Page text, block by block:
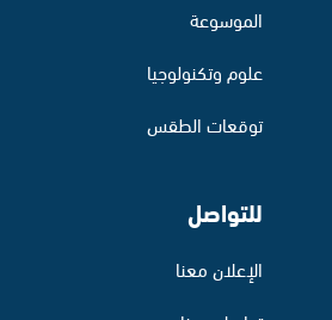
الموسوعة
علوم وتكنولوجيا
توقعات الطقس
للتواصل
الإعلان معنا